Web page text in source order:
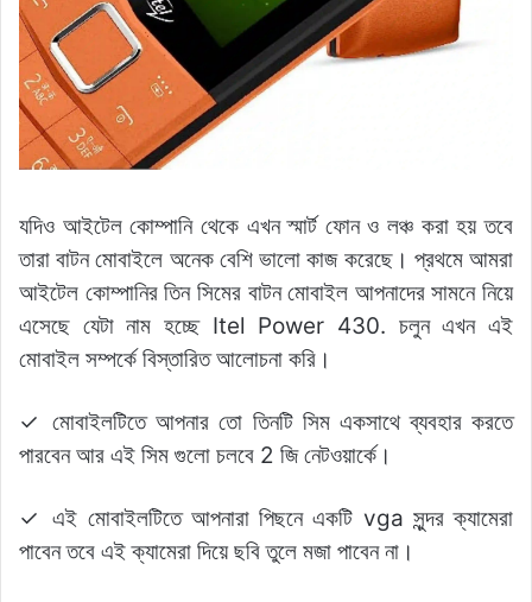
যদিও আইটেল কোম্পানি থেকে এখন স্মার্ট ফোন ও লঞ্চ করা হয় তবে
তারা বাটন মোবাইলে অনেক বেশি ভালো কাজ করেছে। প্রথমে আমরা
আইটেল কোম্পানির তিন সিমের বাটন মোবাইল আপনাদের সামনে নিয়ে
এসেছে যেটা নাম হচ্ছে Itel Power 430. চলুন এখন এই
মোবাইল সম্পর্কে বিস্তারিত আলোচনা করি।
✓ মোবাইলটিতে আপনার তো তিনটি সিম একসাথে ব্যবহার করতে
পারবেন আর এই সিম গুলো চলবে 2 জি নেটওয়ার্কে।
✓ এই মোবাইলটিতে আপনারা পিছনে একটি vga সুন্দর ক্যামেরা
পাবেন তবে এই ক্যামেরা দিয়ে ছবি তুলে মজা পাবেন না।